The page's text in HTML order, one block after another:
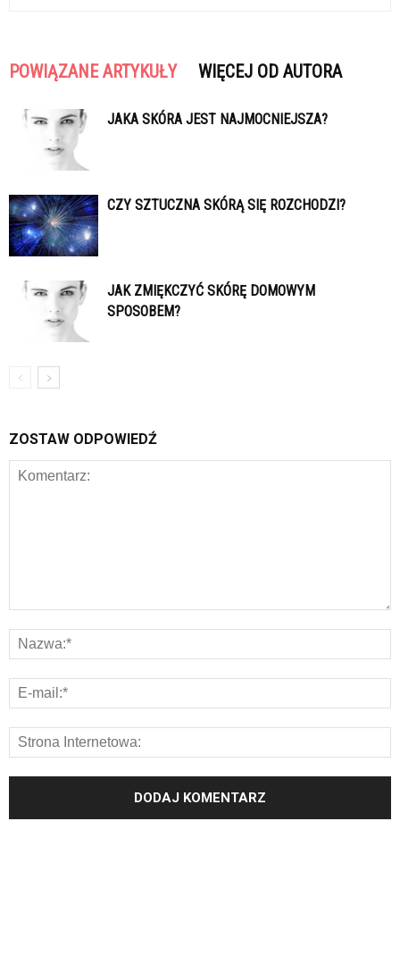
POWIĄZANE ARTYKUŁY WIĘCEJ OD AUTORA
JAKA SKÓRA JEST NAJMOCNIEJSZA?
CZY SZTUCZNA SKÓRĄ SIĘ ROZCHODZI?
JAK ZMIĘKCZYĆ SKÓRĘ DOMOWYM
SPOSOBEM?
ZOSTAW ODPOWIEDŹ